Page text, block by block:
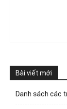
Bài viết mới
Danh sách các